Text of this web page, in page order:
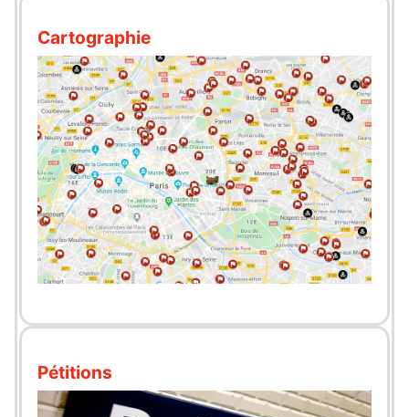
Cartographie
Pétitions